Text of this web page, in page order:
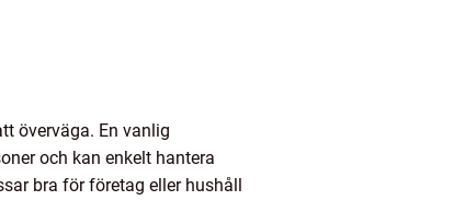
överväga. En vanlig
och kan enkelt hantera
bra för företag eller hushåll